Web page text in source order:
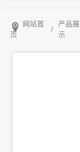
网站首
页
/
产品展
示